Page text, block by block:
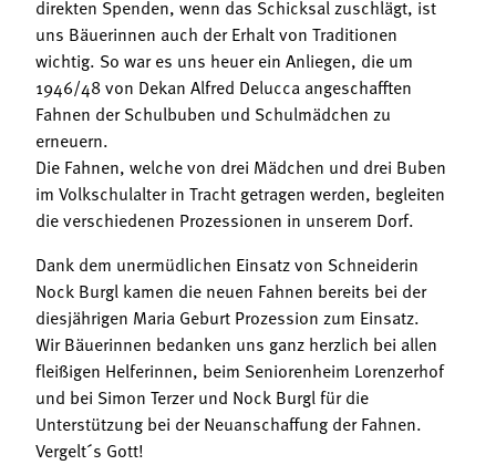
direkten Spenden, wenn das Schicksal zuschlägt, ist
uns Bäuerinnen auch der Erhalt von Traditionen
wichtig. So war es uns heuer ein Anliegen, die um
1946/48 von Dekan Alfred Delucca angeschafften
Fahnen der Schulbuben und Schulmädchen zu
erneuern.
Die Fahnen, welche von drei Mädchen und drei Buben
im Volkschulalter in Tracht getragen werden, begleiten
die verschiedenen Prozessionen in unserem Dorf.
Dank dem unermüdlichen Einsatz von Schneiderin
Nock Burgl kamen die neuen Fahnen bereits bei der
diesjährigen Maria Geburt Prozession zum Einsatz.
Wir Bäuerinnen bedanken uns ganz herzlich bei allen
fleißigen Helferinnen, beim Seniorenheim Lorenzerhof
und bei Simon Terzer und Nock Burgl für die
Unterstützung bei der Neuanschaffung der Fahnen.
Vergelt´s Gott!